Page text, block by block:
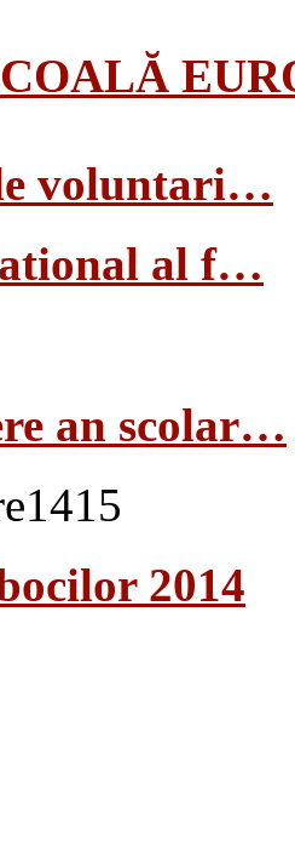
voluntari…
al f…
an scolar…
2014